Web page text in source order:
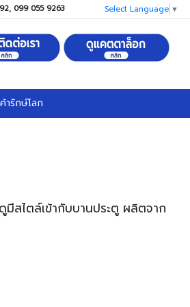
099 055 9263 Select Language ▼
ารักษ์โลก
สไตล์เข้ากับบานประตู ผลิตจาก